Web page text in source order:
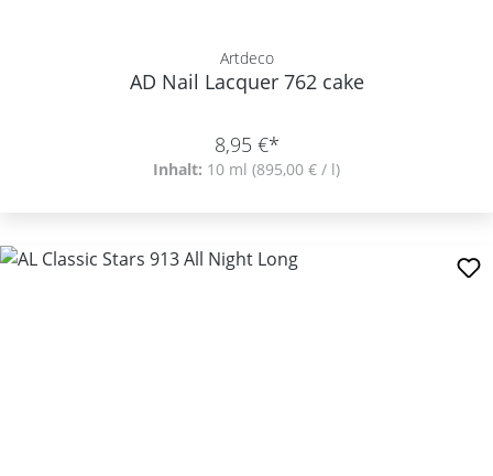
Artdeco
AD Nail Lacquer 762 cake
8,95 €*
Inhalt: 10 ml (895,00 € / l)